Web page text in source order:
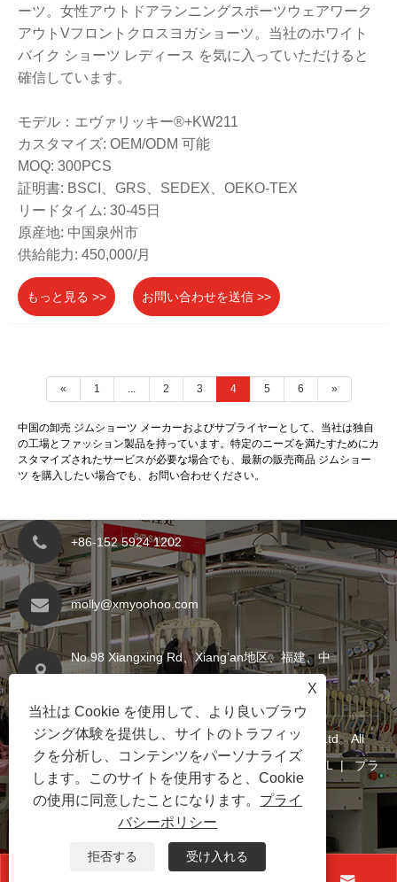
ーツ。女性アウトドアランニングスポーツウェアワーク
アウトVフロントクロスヨガショーツ。当社のホワイト
バイク ショーツ レディース を気に入っていただけると
確信しています。
モデル：エヴァリッキー®+KW211
カスタマイズ: OEM/ODM 可能
MOQ: 300PCS
証明書: BSCI、GRS、SEDEX、OEKO-TEX
リードタイム: 30-45日
原産地: 中国泉州市
供給能力: 450,000/月
もっと見る >> お問い合わせを送信 >>
« 1 2 3 4 5 6 »
中国の卸売 ジムショーツ メーカーおよびサプライヤーとして、当社は独自
の工場とファッション製品を持っています。特定のニーズを満たすためにカ
スタマイズされたサービスが必要な場合でも、最新の販売商品 ジムショー
ツ を購入したい場合でも、お問い合わせください。
+86-152 5924 1202
molly@xmyoohoo.com
No.98 Xiangxing Rd、Xiang’an地区、福建、中
Copyright©2024 Xiamen Evaricky Trading Co.、Ltd。All
Rights Reserved
Links |Sitemap | RSS | XML|プラ
イバシーポリシー
X
当社は Cookie を使用して、より良いブラウ
ジング体験を提供し、サイトのトラフィッ
クを分析し、コンテンツをパーソナライズ
します。このサイトを使用すると、Cookie
の使用に同意したことになります。 プライ
バシーポリシー
拒否する 受け入れる